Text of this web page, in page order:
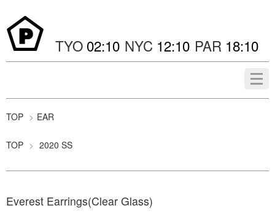
TYO NYC PAR
TOP > EAR
TOP > 2020 SS
Everest Earrings(Clear Glass)